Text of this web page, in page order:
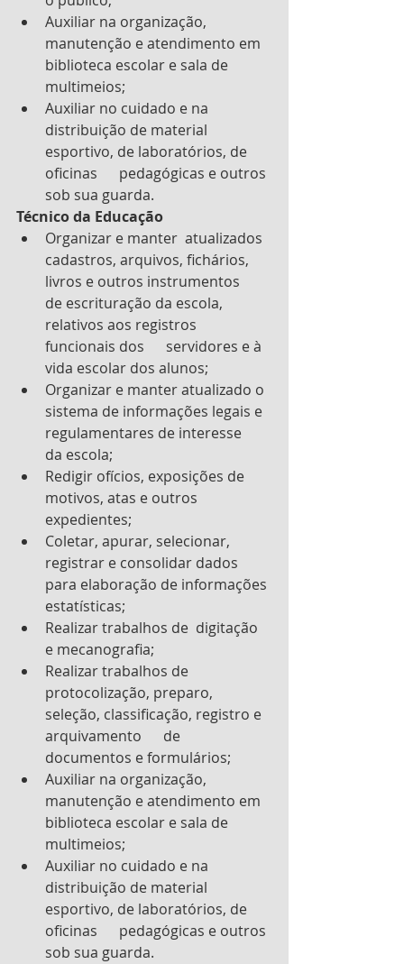
Auxiliar na organização,
manutenção e atendimento em
biblioteca escolar e sala de
multimeios;
Auxiliar no cuidado e na
distribuição de material
esportivo, de laboratórios, de
oficinas      pedagógicas e outros
sob sua guarda.
Técnico da Educação
Organizar e manter  atualizados
cadastros, arquivos, fichários,
livros e outros instrumentos
de escrituração da escola,
relativos aos registros
funcionais dos      servidores e à
vida escolar dos alunos;
Organizar e manter atualizado o
sistema de informações legais e
regulamentares de interesse
da escola;
Redigir ofícios, exposições de
motivos, atas e outros
expedientes;
Coletar, apurar, selecionar,
registrar e consolidar dados
para elaboração de informações
estatísticas;
Realizar trabalhos de  digitação
e mecanografia;
Realizar trabalhos de
protocolização, preparo,
seleção, classificação, registro e
arquivamento      de
documentos e formulários;
Auxiliar na organização,
manutenção e atendimento em
biblioteca escolar e sala de
multimeios;
Auxiliar no cuidado e na
distribuição de material
esportivo, de laboratórios, de
oficinas      pedagógicas e outros
sob sua guarda.